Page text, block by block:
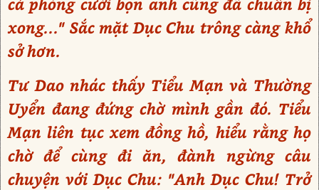
xong..." Sắc mặt Dục Chu trông càng khổ
sở hơn.
Tư Dao nhác thấy Tiểu Mạn và Thường
Uyển đang đứng chờ mình gần đó. Tiểu
Mạn liên tục xem đồng hồ, hiểu rằng họ
chờ để cùng đi ăn, đành ngừng câu
chuyện với Dục Chu: "Anh Dục Chu! Trở